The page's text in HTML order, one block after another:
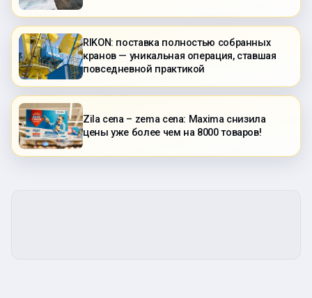
RIKON: поставка полностью собранных
кранов — уникальная операция, ставшая
повседневной практикой
Zila cena – zema cena: Maxima снизила
цены уже более чем на 8000 товаров!